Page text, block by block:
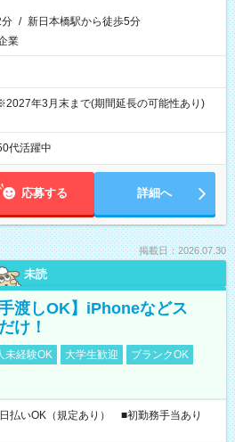
/ 新日本橋駅から徒歩5分
業
年3月末まで(期間延長の可能性あり)
代活躍中
応募する 詳細へ
掲載日：2026.07.30
未読
渡しOK】iPhoneなどス
け！
未経験OK 大学生歓迎
ブランクOK
払いOK（規定あり） ■初勤務手当あり